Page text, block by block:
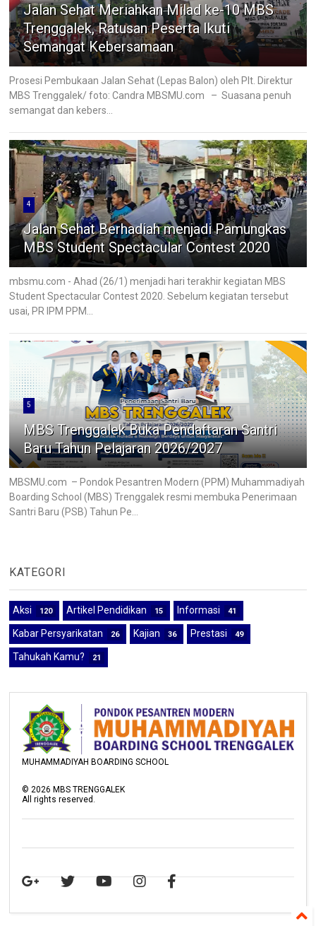
Jalan Sehat Meriahkan Milad ke-10 MBS
Trenggalek, Ratusan Peserta Ikuti
Semangat Kebersamaan
Prosesi Pembukaan Jalan Sehat (Lepas Balon) oleh Plt. Direktur
MBS Trenggalek/ foto: Candra MBSMU.com – Suasana penuh
semangat dan kebers...
4
Jalan Sehat Berhadiah menjadi Pamungkas
MBS Student Spectacular Contest 2020
mbsmu.com - Ahad (26/1) menjadi hari terakhir kegiatan MBS
Student Spectacular Contest 2020. Sebelum kegiatan tersebut
usai, PR IPM PPM...
5
MBS Trenggalek Buka Pendaftaran Santri
Baru Tahun Pelajaran 2026/2027
MBSMU.com – Pondok Pesantren Modern (PPM) Muhammadiyah
Boarding School (MBS) Trenggalek resmi membuka Penerimaan
Santri Baru (PSB) Tahun Pe...
KATEGORI
Aksi 120 Artikel Pendidikan 15 Informasi 41
Kabar Persyarikatan 26 Kajian 36 Prestasi 49
Tahukah Kamu? 21
MUHAMMADIYAH BOARDING SCHOOL
©2026 MBS TRENGGALEK
All rights reserved.